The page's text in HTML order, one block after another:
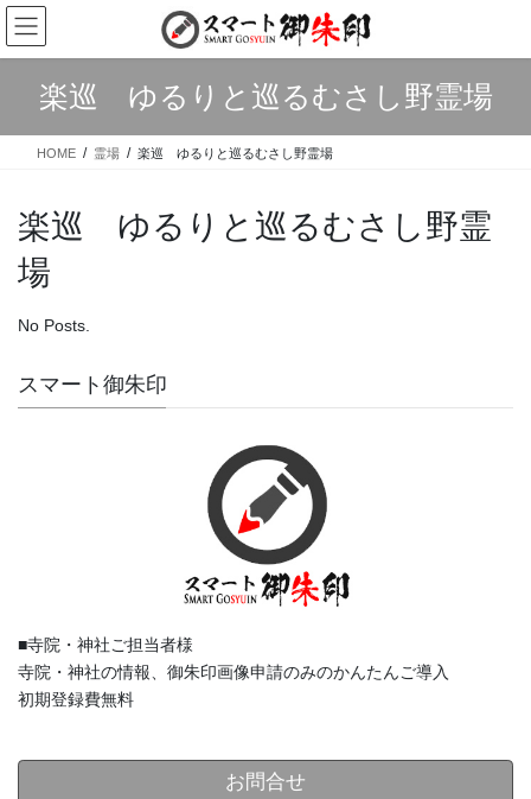
Skip
the
content
Skip
the
Navigation楽巡 ゆるりと巡るむさし野霊場
HOME 霊場 楽巡 ゆるりと巡るむさし野霊場
楽巡 ゆるりと巡るむさし野霊
場
No Posts.
スマート御朱印
■寺院・神社ご担当者様
寺院・神社の情報、御朱印画像申請のみのかんたんご導入
初期登録費無料
お問合せ